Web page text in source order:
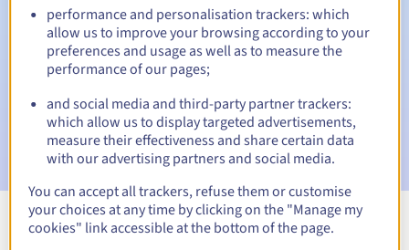
Waarschuwings-e-mails:60, 30, 15, 7 en 3 dagen vóór de
vervaldatum
E-mail op de vervaldatumom de schorsing van de
domeinnaam te melden
E-mail na de Redemption Grace Periodom de
verwijdering van de domeinnaam te melden
Bekijk alle extensies
performance and personalisation trackers: which
allow us to improve your browsing according to your
preferences and usage as well as to measure the
performance of our pages;
and social media and third-party partner trackers:
which allow us to display targeted advertisements,
measure their effectiveness and share certain data
with our advertising partners and social media.
You can accept all trackers, refuse them or customise
your choices at any time by clicking on the "Manage my
cookies" link accessible at the bottom of the page.